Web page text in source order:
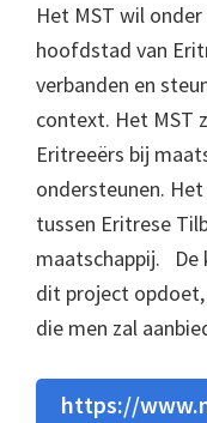
Het MST wil
hoofdstad van
verbanden en
context. Het MST
Eritreeërs bij
ondersteunen.
tussen Eritrese
maatschappij. De
dit project
die men zal
https://